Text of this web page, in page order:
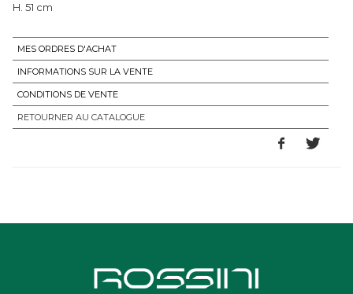
MES ORDRES D'ACHAT
INFORMATIONS SUR LA VENTE
CONDITIONS DE VENTE
RETOURNER AU CATALOGUE